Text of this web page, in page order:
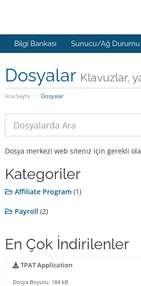
Bilgi Bankası Sunucu/Ağ Durumu
Dosyalar Klavuzlar,
Ana Sayfa Dosyalar
Dosya merkezi web siteniz için gerekli
Kategoriler
Affiliate Program (1)
Payroll (2)
En Çok İndirilenler
TPAT Application
Dosya Boyutu: 184 kB